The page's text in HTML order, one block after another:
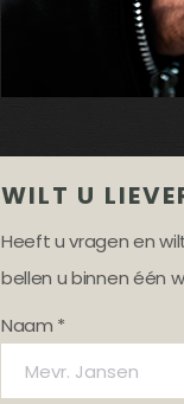
WILT U
Heeft u vragen en
bellen u binnen één
Naam *